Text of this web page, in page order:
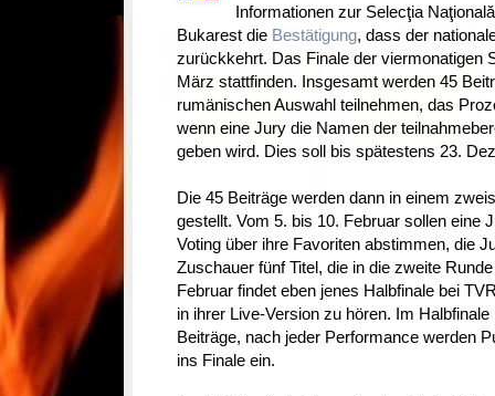
Informationen zur Selecţia
Bukarest die Bestätigung, dass der
zurückkehrt. Das Finale der viermonatigen
März stattfinden. Insgesamt werden 45
rumänischen Auswahl teilnehmen, das
wenn eine Jury die Namen der
geben wird. Dies soll bis spätestens 23.
Die 45 Beiträge werden dann in einem
gestellt. Vom 5. bis 10. Februar sollen eine
Voting über ihre Favoriten abstimmen, die
Zuschauer fünf Titel, die in die zweite
Februar findet eben jenes Halbfinale bei
in ihrer Live-Version zu hören. Im
Beiträge, nach jeder Performance werden
ins Finale ein.